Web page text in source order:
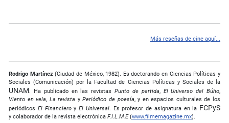
Más reseñas de cine aquí...
Rodrigo Martínez(Ciudad de México, 1982). Es doctorando en Ciencias Políticas y
Sociales (Comunicación) por la Facultad de Ciencias Políticas y Sociales de la
UNAM. Ha publicado en las revistas Punto de partida, El Universo del Búho,
Viento en vela, La revista yPeriódico de poesía, y en espacios culturales de los
periódicos El Financieroy El Universal. Es profesor de asignatura en la FCPyS
y colaborador de la revista electrónica F.I.L.M.E(www.filmemagazine.mx).